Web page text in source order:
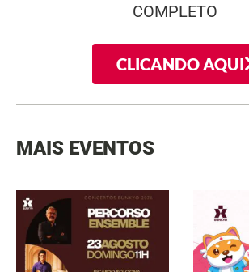
COMPLETO
CLICANDO AQUI
MAIS EVENTOS